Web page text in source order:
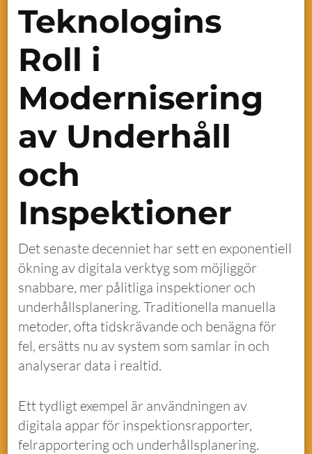
Teknologins
Roll i
Modernisering
av Underhåll
och
Inspektioner
Det senaste decenniet har sett en exponentiell
ökning av digitala verktyg som möjliggör
snabbare, mer pålitliga inspektioner och
underhållsplanering. Traditionella manuella
metoder, ofta tidskrävande och benägna för
fel, ersätts nu av system som samlar in och
analyserar data i realtid.
Ett tydligt exempel är användningen av
digitala appar för inspektionsrapporter,
felrapportering och underhållsplanering.